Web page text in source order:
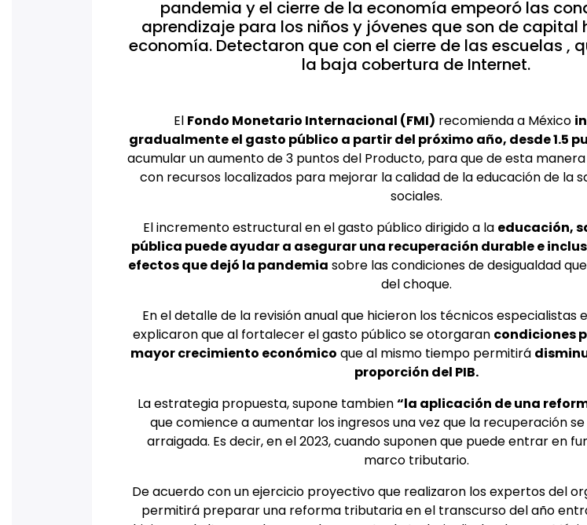
pandemia y el cierre de la economía empeoró las
aprendizaje para los niños y jóvenes que son de capital
economía. Detectaron que con el cierre de las escuelas ,
la baja cobertura de Internet.
El Fondo Monetario Internacional (FMI) recomienda a México
gradualmente el gasto público a partir del próximo año, desde 1.5
acumular un aumento de 3 puntos del Producto, para que de esta
con recursos localizados para mejorar la calidad de la educación de la
sociales.
El incremento estructural en el gasto público dirigido a la educación,
pública puede ayudar a asegurar una recuperación durable e
efectos que dejó la pandemia sobre las condiciones de desigualdad
del choque.
En el detalle de la revisión anual que hicieron los técnicos especialistas
explicaron que al fortalecer el gasto público se otorgaran condiciones
mayor crecimiento económico que al mismo tiempo permitirá
proporción del PIB.
La estrategia propuesta, supone tambien“la aplicación de una
que comience a aumentar los ingresos una vez que la recuperación
arraigada. Es decir, en el 2023, cuando suponen que puede entrar en
marco tributario.
De acuerdo con un ejercicio proyectivo que realizaron los expertos del
permitirá preparar una reforma tributaria en el transcurso del año